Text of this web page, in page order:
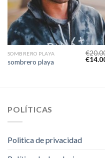
SOMBRERO PLAYA
sombrero playa
€
€
POLÍTICAS
Politica de privacidad